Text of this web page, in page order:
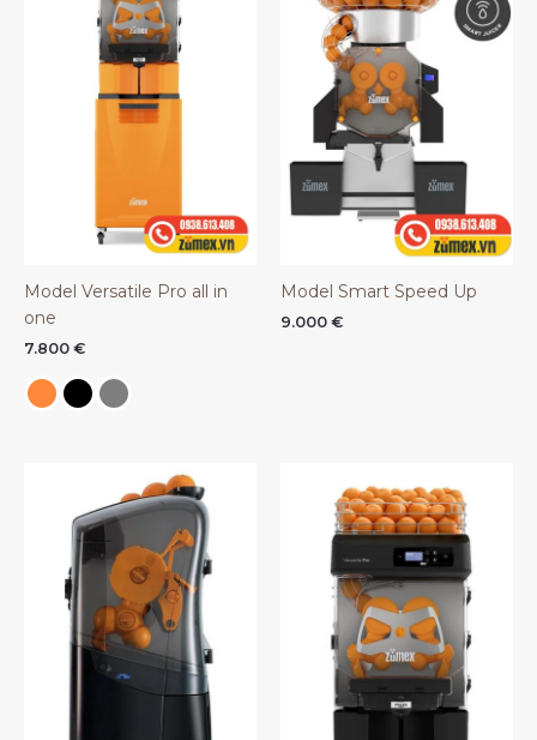
Model Versatile Pro all in
one
7.800 €
Model Smart Speed Up
9.000 €